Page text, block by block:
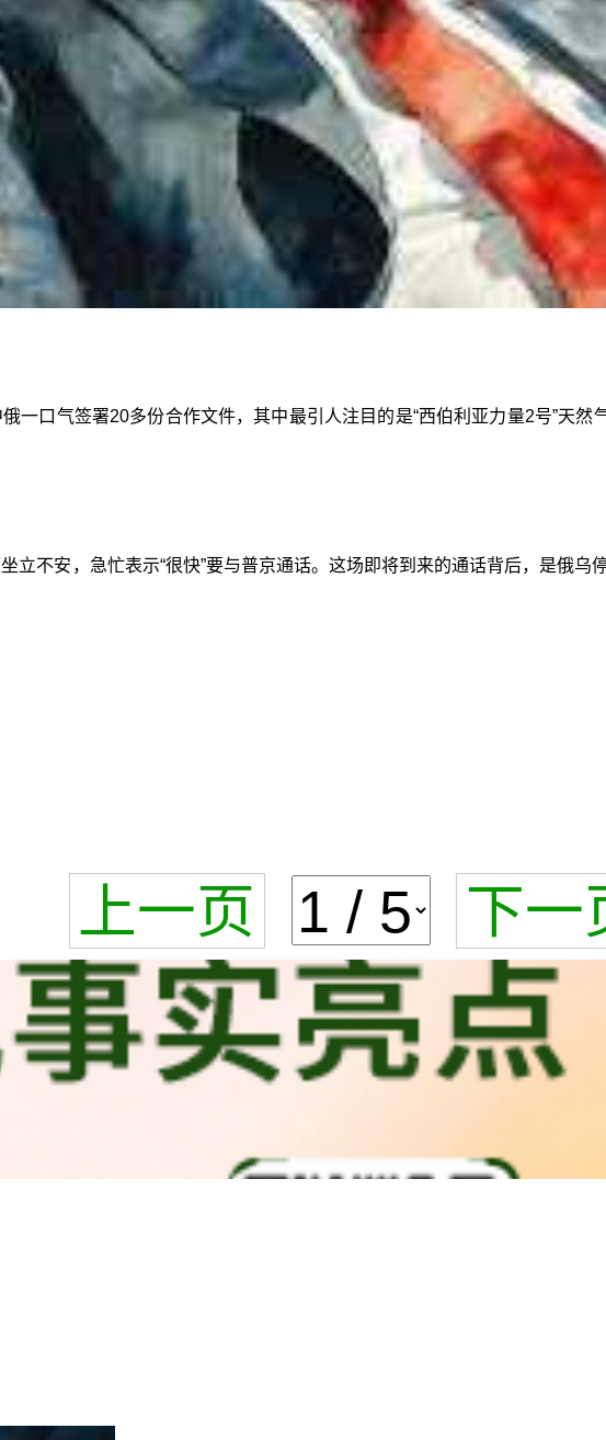
一口气签署20多份合作文件，其中最引人注目的是“西伯利亚力量2号”天
立不安，急忙表示“很快”要与普京通话。这场即将到来的通话背后，是俄
上一页 下一